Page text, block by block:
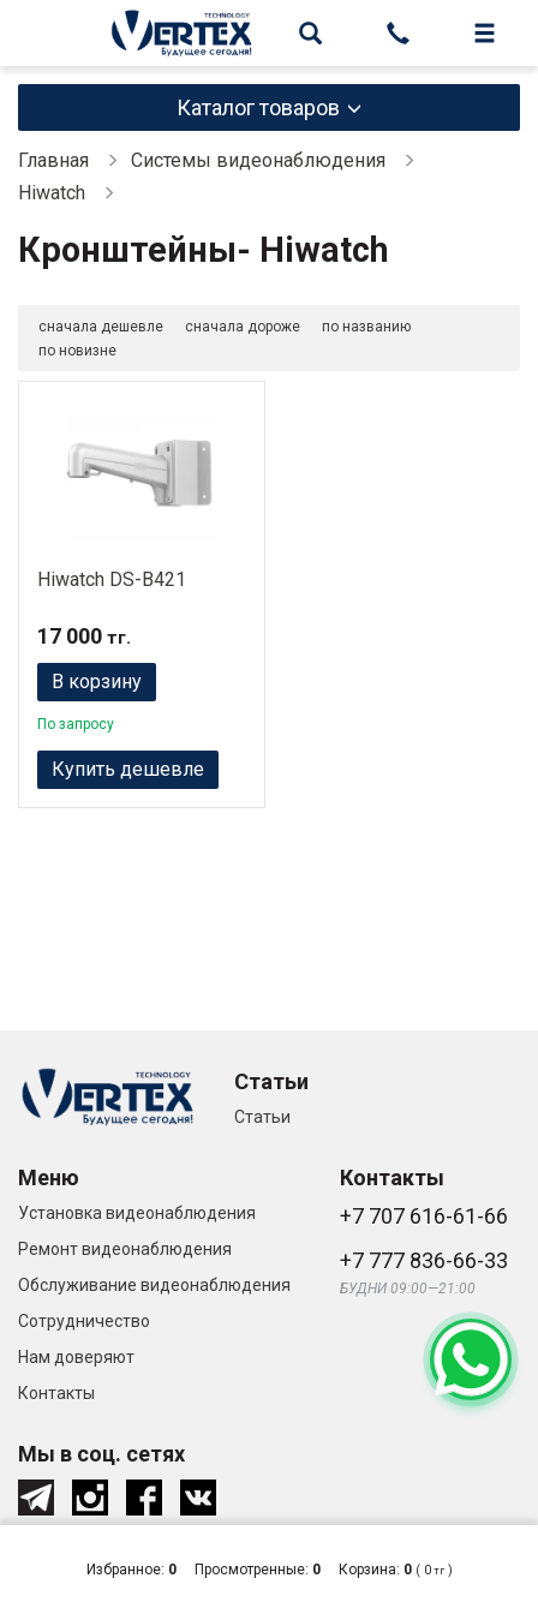
Избранное: 0 Просмотренные: 0 Корзина: 0 ( 0тг)
Каталог товаров
Главная
Системы видеонаблюдения
Hiwatch
Кронштейны- Hiwatch
сначала дешевле сначала дороже
по названию
по новизне
Hiwatch DS-B421
17 000 тг.
В корзину
По запросу
Купить дешевле
Статьи
Статьи
Меню
Установка видеонаблюдения
Ремонт видеонаблюдения
Обслуживание видеонаблюдения
Сотрудничество
Нам доверяют
Контакты
Контакты
+7 707 616-61-66
+7 777 836-66-33
БУДНИ 09:00—21:00
Мы в соц. сетях